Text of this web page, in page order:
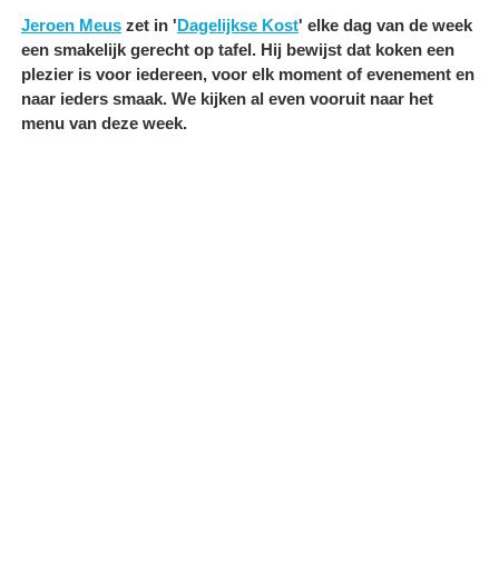
Jeroen Meus zet in 'Dagelijkse Kost' elke dag van de week
een smakelijk gerecht op tafel. Hij bewijst dat koken een
plezier is voor iedereen, voor elk moment of evenement en
naar ieders smaak. We kijken al even vooruit naar het
menu van deze week.